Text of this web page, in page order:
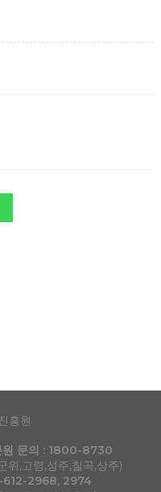
흥원
원 문의 : 1800-8730
위,고령,성주,칠곡,상주)
612-2968, 2974